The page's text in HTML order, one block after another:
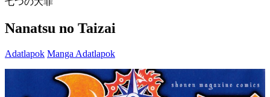
Nanatsu no Taizai
Adatlapok Manga Adatlapok